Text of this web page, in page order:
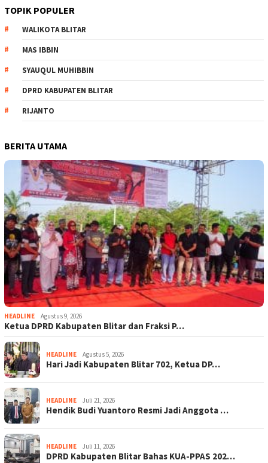
TOPIK POPULER
WALIKOTA BLITAR
MAS IBBIN
SYAUQUL MUHIBBIN
DPRD KABUPATEN BLITAR
RIJANTO
BERITA UTAMA
HEADLINE Agustus 9, 2026
Ketua DPRD Kabupaten Blitar dan Fraksi P…
HEADLINE Agustus 5, 2026
Hari Jadi Kabupaten Blitar 702, Ketua DP…
HEADLINE Juli 21, 2026
Hendik Budi Yuantoro Resmi Jadi Anggota …
HEADLINE Juli 11, 2026
DPRD Kabupaten Blitar Bahas KUA-PPAS 202…